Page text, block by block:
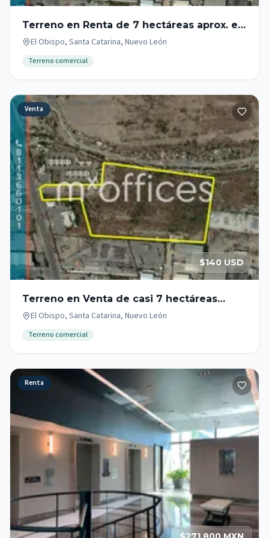
Terreno en Renta de 7 hectáreas aprox. en
Santa Catarina N.L. .
El Obispo, Santa Catarina, Nuevo León
Terreno comercial
Venta
$140 USD
Terreno en Venta de casi 7 hectáreas
aprox. en Santa Catarina N.L. .
El Obispo, Santa Catarina, Nuevo León
Terreno comercial
Renta